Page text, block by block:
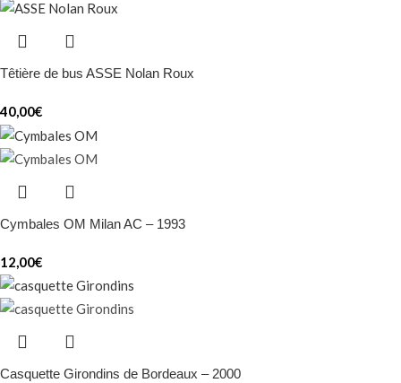
Têtière de bus ASSE Nolan Roux
40,00€
Cymbales OM Milan AC – 1993
12,00€
Casquette Girondins de Bordeaux – 2000